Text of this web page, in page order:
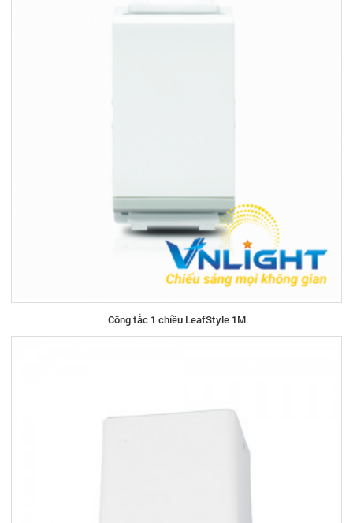
Công tắc 1 chiều LeafStyle 1M